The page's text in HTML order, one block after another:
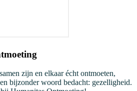
zijn en elkaar écht ontmoeten,
bijzonder woord bedacht: gezelligheid.